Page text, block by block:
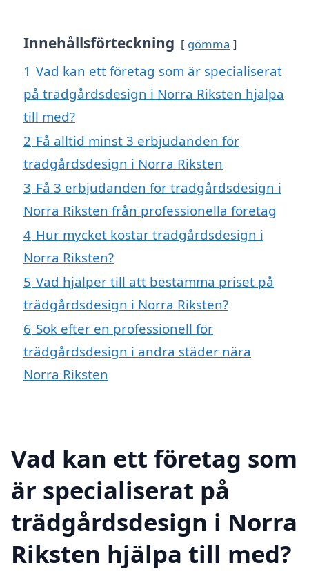
Innehållsförteckning gömma
1 Vad kan ett företag som är specialiserat
på trädgårdsdesign i Norra Riksten hjälpa
till med?
2 Få alltid minst 3 erbjudanden för
trädgårdsdesign i Norra Riksten
3 Få 3 erbjudanden för trädgårdsdesign i
Norra Riksten från professionella företag
4 Hur mycket kostar trädgårdsdesign i
Norra Riksten?
5 Vad hjälper till att bestämma priset på
trädgårdsdesign i Norra Riksten?
6 Sök efter en professionell för
trädgårdsdesign i andra städer nära
Norra Riksten
Vad kan ett företag som
är specialiserat på
trädgårdsdesign i Norra
Riksten hjälpa till med?